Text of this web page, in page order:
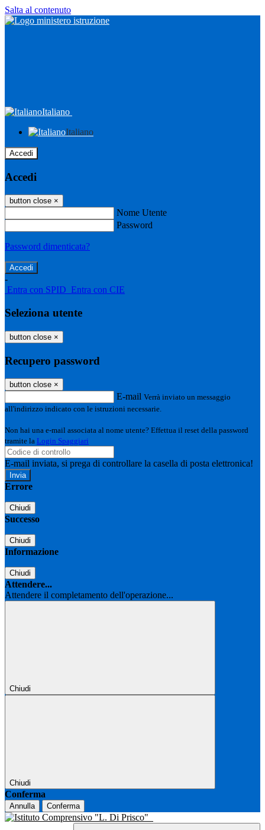
Salta al contenuto
Italiano
Italiano
Accedi
Accedi
button close ×
Nome Utente
Password
Password dimenticata?
-
Entra con SPID Entra con CIE
Seleziona utente
button close ×
Recupero password
button close ×
E-mail Verrà inviato un messaggio
all'indirizzo indicato con le istruzioni necessarie.
Non hai una e-mail associata al nome utente? Effettua il reset della password
tramite la Login Spaggiari
E-mail inviata, si prega di controllare la casella di posta elettronica!
Errore
Chiudi
Successo
Chiudi
Informazione
Chiudi
Attendere...
Attendere il completamento dell'operazione...
Chiudi
Chiudi
Conferma
Annulla Conferma